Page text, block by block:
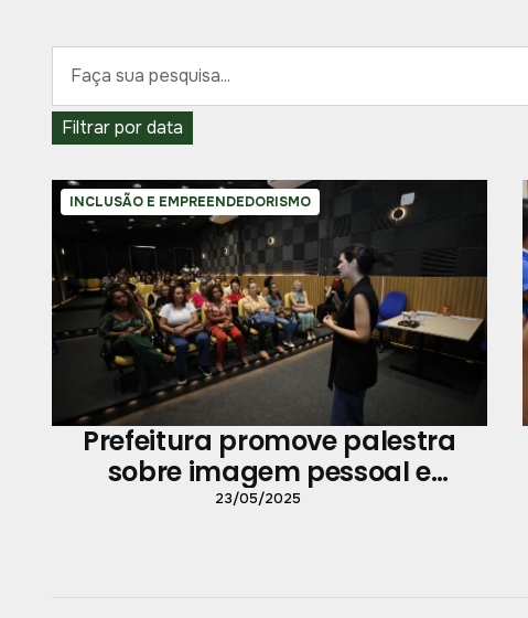
Filtrar por data
INCLUSÃO E EMPREENDEDORISMO
Prefeitura promove palestra
sobre imagem pessoal e
autocuidado
23/05/2025